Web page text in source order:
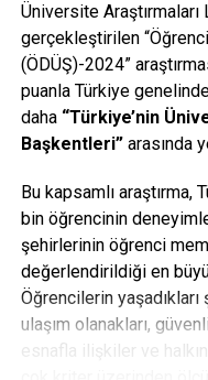
Üniversite Araştırmaları
gerçekleştirilen
(ÖDÜŞ)-2024”
puanla Türkiye
daha “Türkiye’nin
Başkentleri”arasında
Bu kapsamlı
bin öğrencinin
şehirlerinin öğrenci
değerlendirildiği en
Öğrencilerin
ulaşım olanakları,
esnafla ilişkiler ve